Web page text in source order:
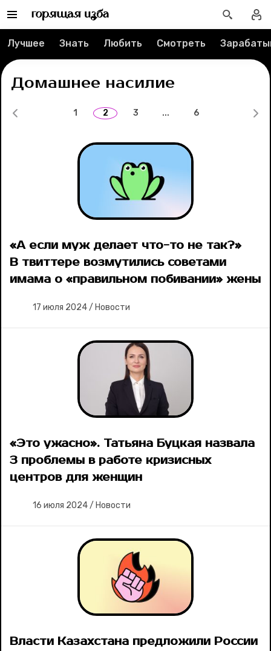
Рубрики
Лучшее
Секспросвет
Великие женщины
Рецепты
Ваши истории
Соцсети
Лучшее Знать Любить Смотреть
Домашнее насилие
1 2 3 ... 6
«А если муж делает что-то не так?»
В твиттере возмутились советами
имама о «правильном побивании» жены
17 июля 2024/ Новости
«Это ужасно». Татьяна Буцкая назвала
3 проблемы в работе кризисных
центров для женщин
16 июля 2024/ Новости
Власти Казахстана предложили России